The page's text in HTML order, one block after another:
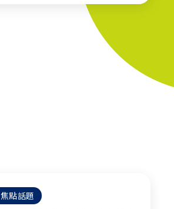
焦點話題